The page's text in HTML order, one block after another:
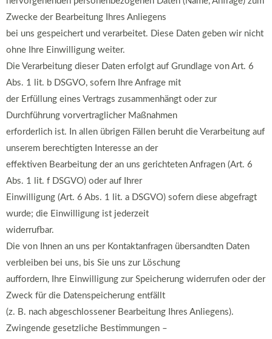
Zwecke der Bearbeitung Ihres Anliegens
bei uns gespeichert und verarbeitet. Diese Daten geben wir nicht
ohne Ihre Einwilligung weiter.
Die Verarbeitung dieser Daten erfolgt auf Grundlage von Art. 6
Abs. 1 lit. b DSGVO, sofern Ihre Anfrage mit
der Erfüllung eines Vertrags zusammenhängt oder zur
Durchführung vorvertraglicher Maßnahmen
erforderlich ist. In allen übrigen Fällen beruht die Verarbeitung auf
unserem berechtigten Interesse an der
effektiven Bearbeitung der an uns gerichteten Anfragen (Art. 6
Abs. 1 lit. f DSGVO) oder auf Ihrer
Einwilligung (Art. 6 Abs. 1 lit. a DSGVO) sofern diese abgefragt
wurde; die Einwilligung ist jederzeit
widerrufbar.
Die von Ihnen an uns per Kontaktanfragen übersandten Daten
verbleiben bei uns, bis Sie uns zur Löschung
auffordern, Ihre Einwilligung zur Speicherung widerrufen oder der
Zweck für die Datenspeicherung entfällt
(z. B. nach abgeschlossener Bearbeitung Ihres Anliegens).
Zwingende gesetzliche Bestimmungen –